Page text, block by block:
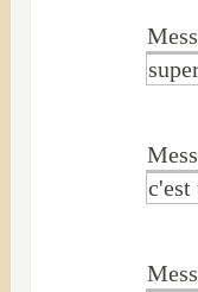
c'est